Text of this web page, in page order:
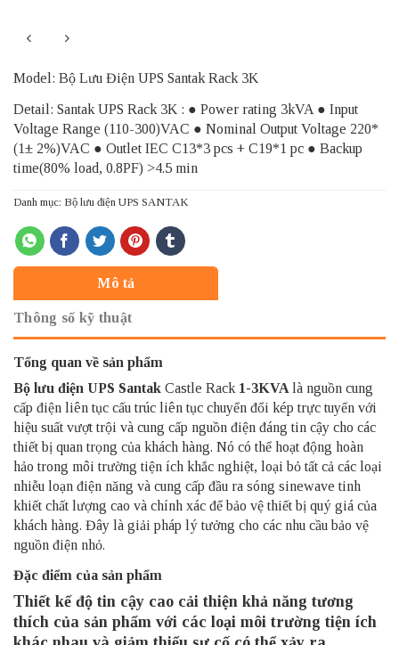
Model: Bộ Lưu Điện UPS Santak Rack 3K
Detail: Santak UPS Rack 3K : ● Power rating 3kVA ● Input
Voltage Range (110-300)VAC ● Nominal Output Voltage 220*
(1± 2%)VAC ● Outlet IEC C13*3 pcs + C19*1 pc ● Backup
time(80% load, 0.8PF) >4.5 min
Danh mục: Bộ lưu điện UPS SANTAK
Mô tả
Thông số kỹ thuật
Tổng quan về sản phẩm
Bộ lưu điện UPS Santak Castle Rack 1-3KVA là nguồn cung
cấp điện liên tục cấu trúc liên tục chuyển đổi kép trực tuyến với
hiệu suất vượt trội và cung cấp nguồn điện đáng tin cậy cho các
thiết bị quan trọng của khách hàng. Nó có thể hoạt động hoàn
hảo trong môi trường tiện ích khắc nghiệt, loại bỏ tất cả các loại
nhiễu loạn điện năng và cung cấp đầu ra sóng sinewave tinh
khiết chất lượng cao và chính xác để bảo vệ thiết bị quý giá của
khách hàng. Đây là giải pháp lý tưởng cho các nhu cầu bảo vệ
nguồn điện nhỏ.
Đặc điểm của sản phẩm
Thiết kế độ tin cậy cao cải thiện khả năng tương
thích của sản phẩm với các loại môi trường tiện ích